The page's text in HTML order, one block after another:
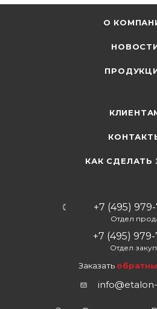
О
КАК СДЕЛАТЬ
+7 (495)
Отдел
+7 (495)
Отдел
Заказать